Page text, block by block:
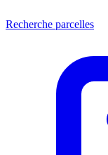
Recherche parcelles